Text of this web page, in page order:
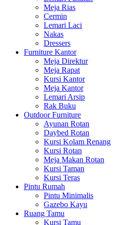
Meja Rias
Cermin
Lemari Laci
Nakas
Dressers
Furniture Kantor
Meja Direktur
Meja Rapat
Kursi Kantor
Meja Kantor
Lemari Arsip
Rak Buku
Outdoor Furniture
Ayunan Rotan
Daybed Rotan
Kursi Kolam Renang
Kursi Rotan
Meja Makan Rotan
Kursi Taman
Kursi Teras
Pintu Rumah
Pintu Minimalis
Gazebo Kayu
Ruang Tamu
Kursi Tamu